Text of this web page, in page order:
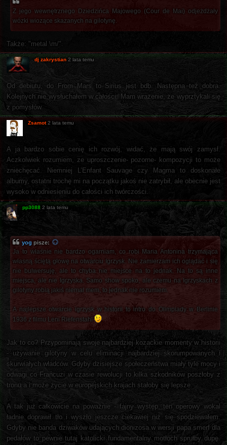
Z jego wewnętrznego Dziedzińca Majowego (Cour de Mai) odjeżdżały
wózki wiozące skazanych na gilotynę.
Także: "metal \m/".
dj zakrystian 2 lata temu
Od debiutu, do From Mars to Sirius jest bdb. Następna też dobra.
Kolejnych nie wysłuchałem w całości. Mam wrażenie, że wyprztykali się
z pomysłów.
Zsamot 2 lata temu
A ja bardzo sobie cenię ich rozwój, widać, że mają swój zamysł.
Aczkolwiek rozumiem, ze uproszczenie- pozorne- kompozycji to może
zniechęcać. Niemniej L’Enfant Sauvage czy Magma to doskonałe
albumy, ostatni trochę mi na początku jakoś nie zatrybił, ale obecnie jest
wysoko w odniesieniu do całości ich twórczości.
pp3088 2 lata temu
yog pisze:
Ja to właśnie nie bardzo ogarniam, co robi Maria Antonina trzymająca
własną ściętą głowę na otwarciu Igrzysk. Nie zamierzam ich oglądać i się
nie bulwersuję, ale to chyba nie miejsce na to jednak. Na to są inne
miejsca, ale nie Igrzyska. Samo show spoko, ale czemu na Igrzyskach z
gilotyny robią jakiś niemal mem, to jednak nie rozumiem.
A najlepsze otwarcie igrzysk w historii to intro do Olimpiady w Berlinie
1936 z filmu Leni Riefenstahl
Jak to co? Przypominają swoje najbardziej kozackie momenty w historii
- używanie gilotyny w celu eliminacji najbardziej skorumpowanych i
skurwiałych władców. Gdyby dzisiejsze społeczeństwa miały tyle mocy i
odwagi co Francuzi w czasie rewolucji to kilka szkodników poszłoby z
tronu a i może życie w europejskich krajach stałoby się lepsze.
A tak już całkowicie na poważnie - fajny występ, ten operowy wokal
ładnie doprawił tło i wyszło jeszcze ciekawiej niż się spodziewałem.
Gdyby nie banda dziwaków udających dionizosa w wersji papa smerf dla
pedałów to pewnie tutaj katolicki fundamentalny motłoch sprułby dupę.